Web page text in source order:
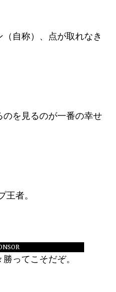
（自称）、点が取れなき
のを見るのが一番の幸せ
王者。
ってこそだぞ。